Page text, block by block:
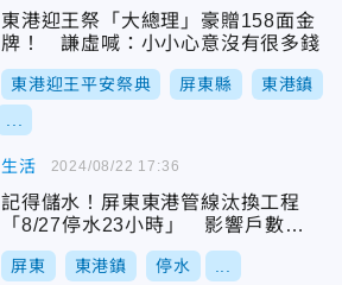
東港迎王祭「大總理」豪贈158面金
牌！ 謙虛喊：小小心意沒有很多錢
東港迎王平安祭典 屏東縣 東港鎮
生活
記得儲水！屏東東港管線汰換工程
「8/27停水23小時」 影響戶數達7
717戶
屏東 東港鎮 停水
2024/08/22 17:36